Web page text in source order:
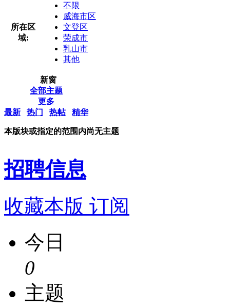
所在区
域:
不限
威海市区
文登区
荣成市
乳山市
其他
新窗
全部主题
更多
最新
热门 热帖 精华
本版块或指定的范围内尚无主题
招聘信息
收藏本版 订阅
今日
0
主题